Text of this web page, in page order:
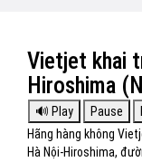
Vietjet khai
Hiroshima
Hãng hàng không
Hà Nội-Hiroshima,